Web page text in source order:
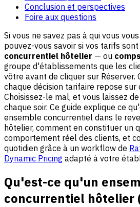
Conclusion et perspectives
Foire aux questions
Si vous ne savez pas à qui vous
pouvez-vous savoir si vos tarifs
concurrentiel hôtelier — ou
groupe d'établissements que les
vôtre avant de cliquer sur Réserver.
chaque décision tarifaire repose sur
Choisissez-le mal, et vous laissez
chaque soir. Ce guide explique ce
ensemble concurrentiel dans le
hôtelier, comment en constituer un
comportement réel des clients, et
quotidien grâce à un workflow de
Dynamic Pricing adapté à votre
Qu'est-ce qu'un
concurrentiel hôtelier